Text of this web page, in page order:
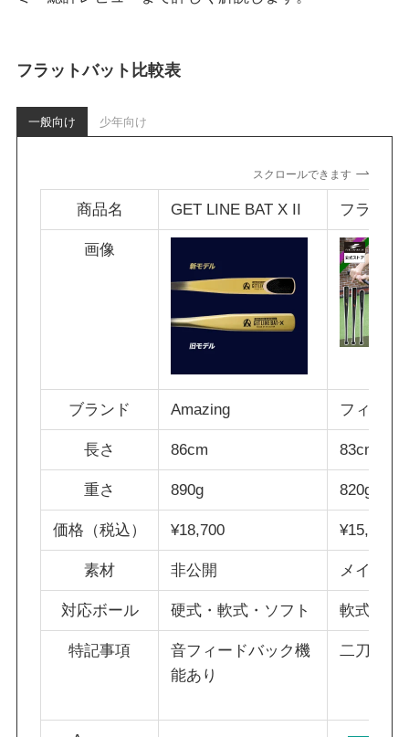
フラットバット比較表
一般向け 少年向け
スクロールできます
商品名 GET LINE BAT X II フラット
画像
ブランド Amazing フィール
長さ 86cm 83cm/
重さ 890g 820g/
価格（税込） ¥18,700 ¥15,400
素材 非公開 メイプル
対応ボール 硬式・軟式・ソフト 軟式・硬
特記事項
音フィードバック機
能あり
二刀流設